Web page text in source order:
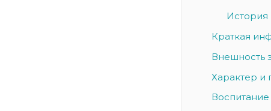
Краткая
Внешность
Характер и